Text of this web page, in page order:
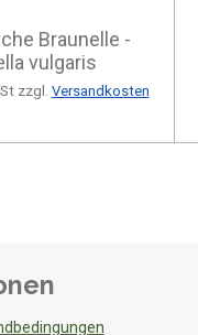
Braunelle -
vulgaris
zzgl. Versandkosten